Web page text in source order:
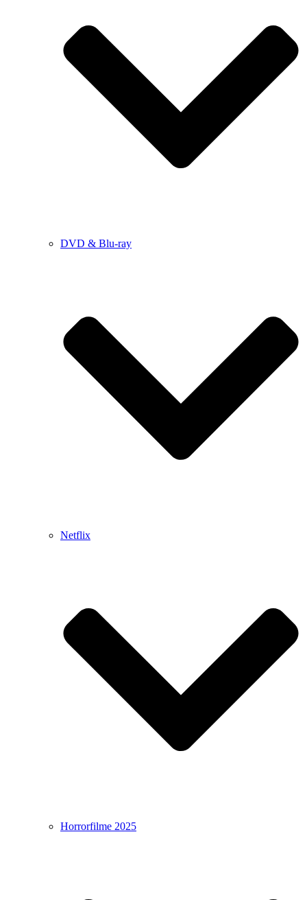
DVD & Blu-ray
Netflix
Horrorfilme 2025